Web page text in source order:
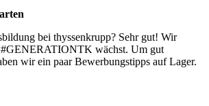
bei thyssenkrupp? Sehr gut! Wir
#GENERATIONTK wächst. Um gut
wir ein paar Bewerbungstipps auf Lager.